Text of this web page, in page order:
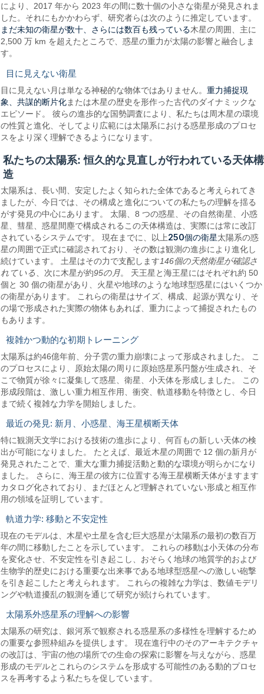
により、2017 年から 2023 年の間に数十個の小さな衛星が発見されま
した。それにもかかわらず、研究者らは次のように推定しています。
まだ未知の衛星が数十、さらには数百も残っている木星の周囲、主に
2,500 万 km を超えたところで、惑星の重力が太陽の影響と融合しま
す。
目に見えない衛星
目に見えない月は単なる神秘的な物体ではありません。重力捕捉現
象、共謀的断片化または木星の歴史を形作った古代のダイナミックな
エピソード。 彼らの進歩的な国勢調査により、私たちは周木星の環境
の性質と進化、そしてより広範には太陽系における惑星形成のプロセ
スをより深く理解できるようになります。
私たちの太陽系: 恒久的な見直しが行われている天体構
造
太陽系は、長い間、安定したよく知られた全体であると考えられてき
ましたが、今日では、その構成と進化についての私たちの理解を揺る
がす発見の中心にあります。 太陽、8 つの惑星、その自然衛星、小惑
星、彗星、惑星間塵で構成されるこの天体構造は、実際には常に改訂
されているシステムです。 現在までに、以上250個の衛星太陽系の惑
星の周囲で正式に確認されており、その数は観測の進歩により進化し
続けています。 土星はその力で支配します146個の天然衛星が確認さ
れている 、次に木星が約95の月。 天王星と海王星にはそれぞれ約 50
個と 30 個の衛星があり、火星や地球のような地球型惑星にはいくつか
の衛星があります。 これらの衛星はサイズ、構成、起源が異なり、そ
の場で形成された実際の物体もあれば、重力によって捕捉されたもの
もあります。
複雑かつ動的な初期トレーニング
太陽系は約46億年前、分子雲の重力崩壊によって形成されました。 こ
のプロセスにより、原始太陽の周りに原始惑星系円盤が生成され、そ
こで物質が徐々に凝集して惑星、衛星、小天体を形成しました。 この
形成段階は、激しい重力相互作用、衝突、軌道移動を特徴とし、今日
まで続く複雑な力学を開始しました。
最近の発見: 新月、小惑星、海王星横断天体
特に観測天文学における技術の進歩により、何百もの新しい天体の検
出が可能になりました。 たとえば、最近木星の周囲で 12 個の新月が
発見されたことで、重大な重力捕捉活動と動的な環境が明らかになり
ました。 さらに、海王星の彼方に位置する海王星横断天体がますます
カタログ化されており、まだほとんど理解されていない形成と相互作
用の領域を証明しています。
軌道力学: 移動と不安定性
現在のモデルは、木星や土星を含む巨大惑星が太陽系の最初の数百万
年の間に移動したことを示しています。 これらの移動は小天体の分布
を変化させ、不安定性を引き起こし、おそらく地球の地質学的および
生物学的歴史における重要な出来事である地球型惑星への激しい砲撃
を引き起こしたと考えられます。 これらの複雑な力学は、数値モデリ
ングや軌道擾乱の観測を通じて研究が続けられています。
太陽系外惑星系の理解への影響
太陽系の研究は、銀河系で観察される惑星系の多様性を理解するため
の重要な参照枠組みを提供します。 現在進行中のそのアーキテクチャ
の改訂は、宇宙の他の場所での生命の探索に影響を与えながら、惑星
形成のモデルとこれらのシステムを形成する可能性のある動的プロセ
スを再考するよう私たちを促しています。